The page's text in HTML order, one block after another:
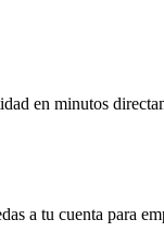
en minutos
a tu cuenta para